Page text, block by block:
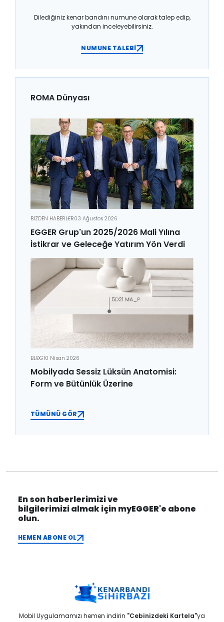
Dilediğiniz kenar bandını numune olarak talep edip,
yakından inceleyebilirsiniz.
NUMUNE TALEBİ
ROMA Dünyası
BİZDEN HABERLER03 Ağustos 2026
EGGER Grup'un 2025/2026 Mali Yılına
İstikrar ve Geleceğe Yatırım Yön Verdi
BLOG10 Nisan 2026
Mobilyada Sessiz Lüksün Anatomisi:
Form ve Bütünlük Üzerine
TÜMÜNÜ GÖR
En son haberlerimizi ve
bilgilerimizi almak için myEGGER'e abone
olun.
HEMEN ABONE OL
Mobil Uygulamamızı hemen indirin "Cebinizdeki Kartela"ya